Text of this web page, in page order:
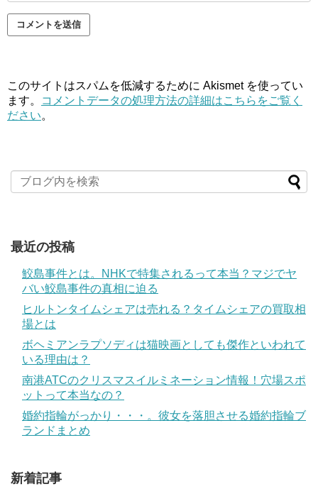
このサイトはスパムを低減するために Akismet を使ってい
ます。
コメントデータの処理方法の詳細はこちらをご覧く
ださい。
最近の投稿
鮫島事件とは。NHKで特集されるって本当？マジでヤ
バい鮫島事件の真相に迫る
ヒルトンタイムシェアは売れる？タイムシェアの買取相
場とは
ボヘミアンラプソディは猫映画としても傑作といわれて
いる理由は？
南港ATCのクリスマスイルミネーション情報！穴場スポ
ットって本当なの？
婚約指輪がっかり・・・。彼女を落胆させる婚約指輪ブ
ランドまとめ
新着記事